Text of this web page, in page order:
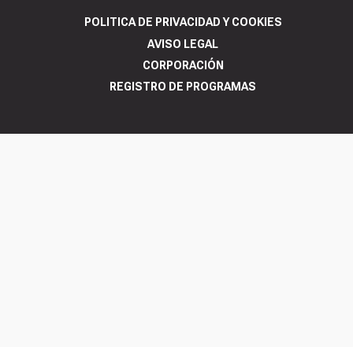
POLITICA DE PRIVACIDAD Y COOKIES
AVISO LEGAL
CORPORACIÓN
REGISTRO DE PROGRAMAS